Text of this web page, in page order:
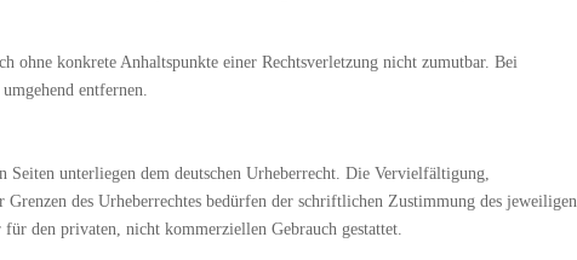
konkrete Anhaltspunkte einer Rechtsverletzung nicht zumutbar. Bei
entfernen.
unterliegen dem deutschen Urheberrecht. Die Vervielfältigung,
des Urheberrechtes bedürfen der schriftlichen Zustimmung des jeweiligen
den privaten, nicht kommerziellen Gebrauch gestattet.